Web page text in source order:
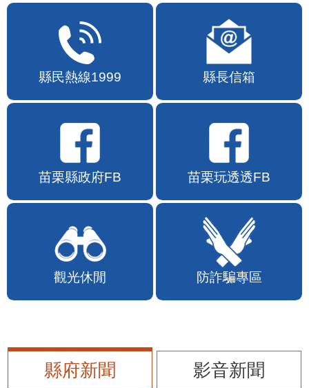
縣民熱線1999 縣長信箱
苗栗縣政府FB 苗栗玩透透FB
觀光休閒 防詐騙專區
縣府新聞
影音新聞